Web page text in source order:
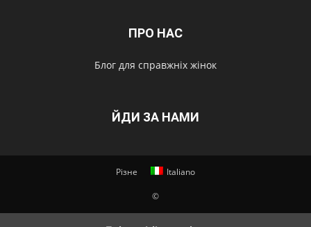
ПРО НАС
Блог для справжніх жінок
ЙДИ ЗА НАМИ
Різне Italiano
©